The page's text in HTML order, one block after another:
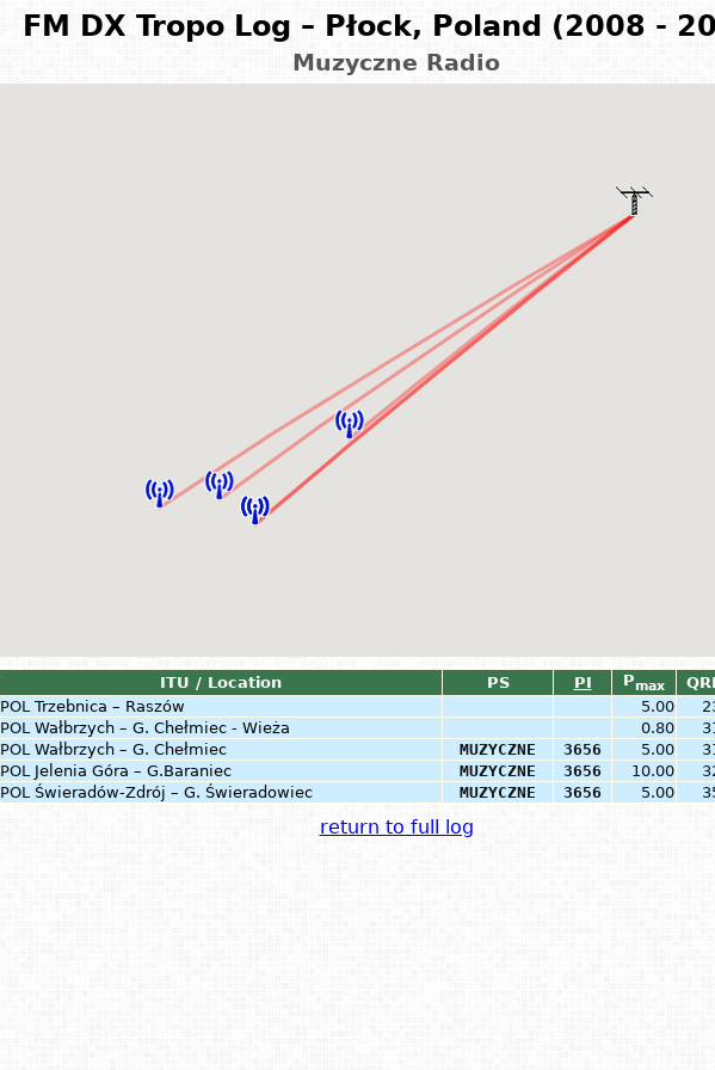
FM DX Tropo Log – Płock, Poland (2008 -
Muzyczne Radio
ITU / Location PS PI Pmax
POL Trzebnica – Raszów 5.00
POL Wałbrzych – G. Chełmiec - Wieża 0.80
POL Wałbrzych – G. Chełmiec MUZYCZNE 3656 5.00
POL Jelenia Góra – G.Baraniec MUZYCZNE 3656 10.00
POL Świeradów-Zdrój – G. Świeradowiec MUZYCZNE 3656 5.00
return to full log